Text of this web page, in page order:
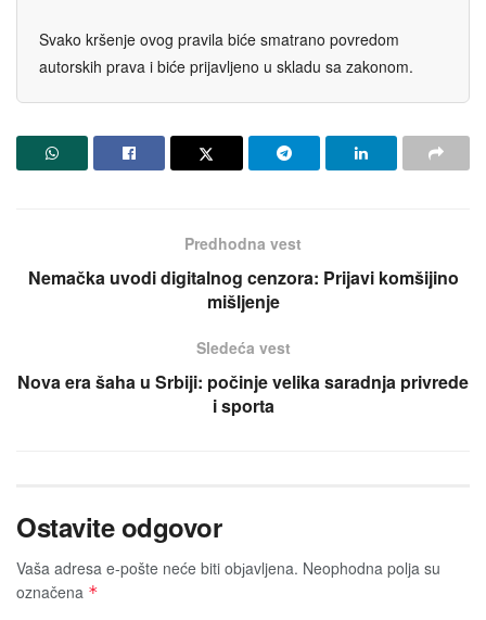
Svako kršenje ovog pravila biće smatrano povredom
autorskih prava i biće prijavljeno u skladu sa zakonom.
Predhodna vest
Nemačka uvodi digitalnog cenzora: Prijavi komšijino
mišljenje
Sledeća vest
Nova era šaha u Srbiji: počinje velika saradnja privrede
i sporta
Ostavite odgovor
Vaša adresa e-pošte neće biti obјavljena. Neophodna polja su
označena *